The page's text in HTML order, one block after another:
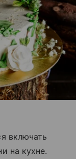
включать
на кухне.